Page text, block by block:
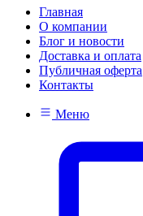
Главная
О компании
Блог и новости
Доставка и оплата
Публичная оферта
Контакты
Меню